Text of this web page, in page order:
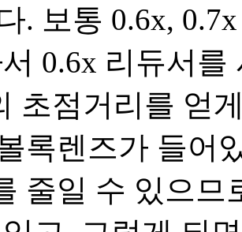
. 보통 0.6x,
0.6x 리듀서
초점거리를 얻
록렌즈가 들어
줄일 수 있으므